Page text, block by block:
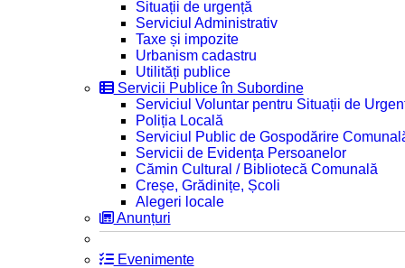
Situații de urgență
Serviciul Administrativ
Taxe și impozite
Urbanism cadastru
Utilități publice
Servicii Publice în Subordine
Serviciul Voluntar pentru Situații de
Poliția Locală
Serviciul Public de Gospodărire
Servicii de Evidența Persoanelor
Cămin Cultural / Bibliotecă Comunală
Creșe, Grădinițe, Școli
Alegeri locale
Anunțuri
Evenimente